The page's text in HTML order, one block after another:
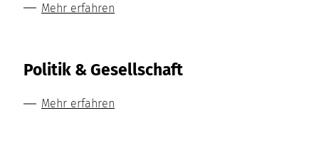
Mehr erfahren
Politik & Gesellschaft
Mehr erfahren